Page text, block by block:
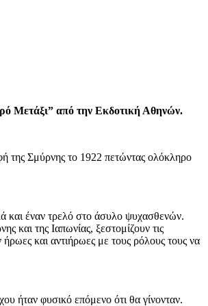
Μετάξι” από την Εκδοτική Αθηνών.
της Σμύρνης το 1922 πετώντας ολόκληρο
και έναν τρελό στο άσυλο ψυχασθενών.
και της Ιαπωνίας, ξεστομίζουν τις
και αντιήρωες με τους ρόλους τους να
ήταν φυσικό επόμενο ότι θα γίνονταν.